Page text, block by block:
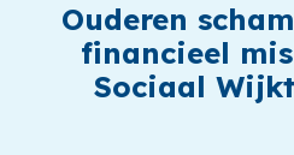
Ouderen
financieel
Sociaal